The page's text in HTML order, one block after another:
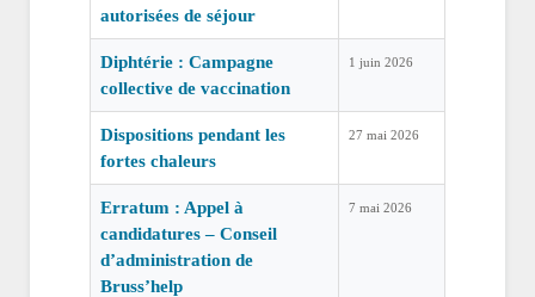
autorisées de séjour
Diphtérie : Campagne
collective de vaccination
1 juin 2026
Dispositions pendant les
fortes chaleurs
27 mai 2026
Erratum : Appel à
candidatures – Conseil
d’administration de
Bruss’help
7 mai 2026